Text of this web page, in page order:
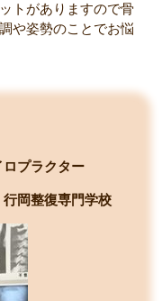
トがありますので骨
や姿勢のことでお悩
プラクター
行岡整復専門学校